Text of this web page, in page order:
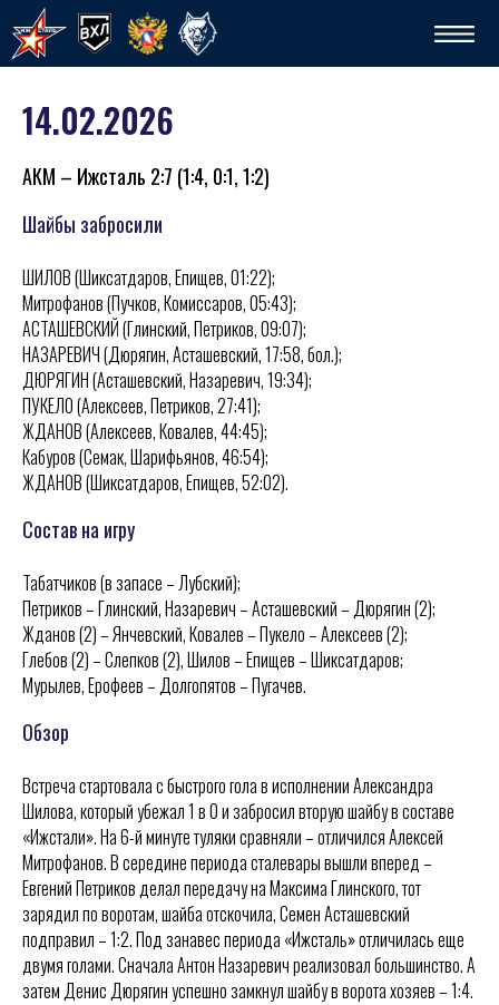
14.02.2026
АКМ – Ижсталь 2:7 (1:4, 0:1, 1:2)
Шайбы забросили
ШИЛОВ (Шиксатдаров, Епищев, 01:22);
Митрофанов (Пучков, Комиссаров, 05:43);
АСТАШЕВСКИЙ (Глинский, Петриков, 09:07);
НАЗАРЕВИЧ (Дюрягин, Асташевский, 17:58, бол.);
ДЮРЯГИН (Асташевский, Назаревич, 19:34);
ПУКЕЛО (Алексеев, Петриков, 27:41);
ЖДАНОВ (Алексеев, Ковалев, 44:45);
Кабуров (Семак, Шарифьянов, 46:54);
ЖДАНОВ (Шиксатдаров, Епищев, 52:02).
Состав на игру
Табатчиков (в запасе – Лубский);
Петриков – Глинский, Назаревич – Асташевский – Дюрягин (2);
Жданов (2) – Янчевский, Ковалев – Пукело – Алексеев (2);
Глебов (2) – Слепков (2), Шилов – Епищев – Шиксатдаров;
Мурылев, Ерофеев – Долгопятов – Пугачев.
Обзор
Встреча стартовала с быстрого гола в исполнении Александра
Шилова, который убежал 1 в 0 и забросил вторую шайбу в составе
«Ижстали». На 6-й минуте туляки сравняли – отличился Алексей
Митрофанов. В середине периода сталевары вышли вперед –
Евгений Петриков делал передачу на Максима Глинского, тот
зарядил по воротам, шайба отскочила, Семен Асташевский
подправил – 1:2. Под занавес периода «Ижсталь» отличилась еще
двумя голами. Сначала Антон Назаревич реализовал большинство. А
затем Денис Дюрягин успешно замкнул шайбу в ворота хозяев – 1:4.